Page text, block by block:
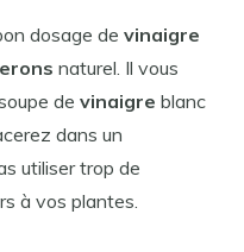
dosage de vinaigre
naturel. Il vous
de vinaigre blanc
dans un
utiliser trop de
à vos plantes.